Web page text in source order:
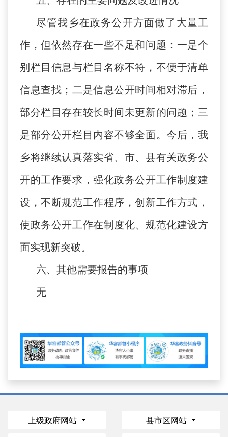
尽管我乡在政务公开方面做了大量工
作，但依然存在一些不足和问题：一是个
别栏目信息与栏目名称不符，不便于清单
信息查找；二是信息公开时间相对滞后，
部分栏目存在较长时间未更新的问题；三
是部分公开栏目内容不够全面。今后，我
乡将继续认真落实省、市、县有关政务公
开的工作要求，强化政务公开工作制度建
设，不断规范工作程序，创新工作方式，
使政务公开工作在制度化、规范化建设方
面实现新突破。
六、其他需要报告的事项
无
上级政府网站 县市区网站